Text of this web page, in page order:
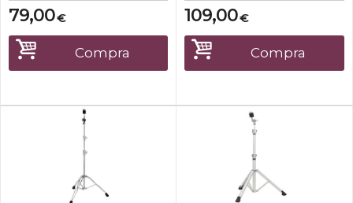
principaliGambe a doppia
staffaDiametro tubo
superiore: 15,87
mmDiametro del tubo
centrale: 22,2 mmDiametro
del tubo inferiore: 28,5 mm
€
79,00
Compra
€
109,00
Compra